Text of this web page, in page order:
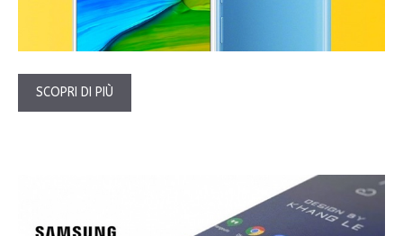
SCOPRI DI PIÙ